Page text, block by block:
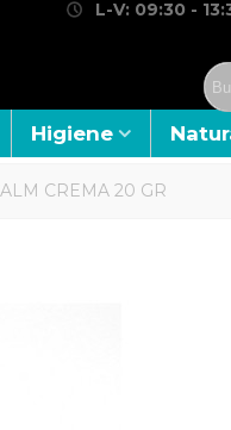
L-V: 09:30 -
Higiene
CREMA 20 GR